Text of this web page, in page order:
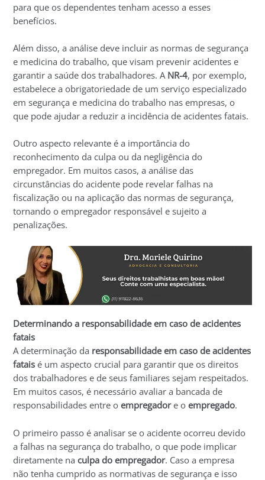
para que os dependentes tenham acesso a esses
benefícios.
Além disso, a análise deve incluir as normas de segurança
e medicina do trabalho, que visam prevenir acidentes e
garantir a saúde dos trabalhadores. A NR-4, por exemplo,
estabelece a obrigatoriedade de um serviço especializado
em segurança e medicina do trabalho nas empresas, o
que pode ajudar a reduzir a incidência de acidentes fatais.
Outro aspecto relevante é a importância do
reconhecimento da culpa ou da negligência do
empregador. Em muitos casos, a análise das
circunstâncias do acidente pode revelar falhas na
fiscalização ou na aplicação das normas de segurança,
tornando o empregador responsável e sujeito a
penalizações.
Determinando a responsabilidade em caso de acidentes
fatais
A determinação da responsabilidade em caso de acidentes
fatais é um aspecto crucial para garantir que os direitos
dos trabalhadores e de seus familiares sejam respeitados.
Em muitos casos, é necessário avaliar a bancada de
responsabilidades entre oempregadore oempregado.
O primeiro passo é analisar se o acidente ocorreu devido
a falhas na segurança do trabalho, o que pode implicar
diretamente naculpa do empregador. Caso a empresa
não tenha cumprido as normativas de segurança e isso